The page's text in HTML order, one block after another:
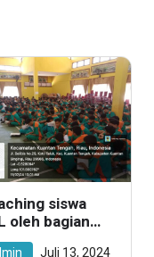
siswa
oleh bagian
Juli 13, 2024